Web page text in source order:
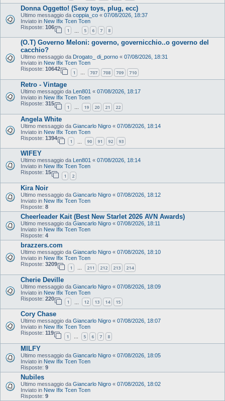
Donna Oggetto! (Sexy toys, plug, ecc)
Ultimo messaggio da coppia_co « 07/08/2026, 18:37
Inviato in New Ifix Tcen Tcen
Risposte: 106
1 5 6 7 8
(O.T) Governo Meloni: governo, governicchio..o governo del
cacchio?
Ultimo messaggio da Drogato_ di_porno « 07/08/2026, 18:31
Inviato in New Ifix Tcen Tcen
Risposte: 10642
1 … 707 708 709 710
Retro - Vintage
Ultimo messaggio da Len801 « 07/08/2026, 18:17
Inviato in New Ifix Tcen Tcen
Risposte: 315
1 … 19 20 21 22
Angela White
Ultimo messaggio da Giancarlo Nigro « 07/08/2026, 18:14
Inviato in New Ifix Tcen Tcen
Risposte: 1394
1 90 91 92 93
WIFEY
Ultimo messaggio da Len801 « 07/08/2026, 18:14
Inviato in New Ifix Tcen Tcen
Risposte: 15
1 2
Kira Noir
Ultimo messaggio da Giancarlo Nigro « 07/08/2026, 18:12
Inviato in New Ifix Tcen Tcen
Risposte: 8
Cheerleader Kait (Best New Starlet 2026 AVN Awards)
Ultimo messaggio da Giancarlo Nigro « 07/08/2026, 18:11
Inviato in New Ifix Tcen Tcen
Risposte: 4
brazzers.com
Ultimo messaggio da Giancarlo Nigro « 07/08/2026, 18:10
Inviato in New Ifix Tcen Tcen
Risposte: 3209
1 211 212 213 214
Cherie Deville
Ultimo messaggio da Giancarlo Nigro « 07/08/2026, 18:09
Inviato in New Ifix Tcen Tcen
Risposte: 220
1 12 13 14 15
Cory Chase
Ultimo messaggio da Giancarlo Nigro « 07/08/2026, 18:07
Inviato in New Ifix Tcen Tcen
Risposte: 119
1 … 5 6 7 8
MILFY
Ultimo messaggio da Giancarlo Nigro « 07/08/2026, 18:05
Inviato in New Ifix Tcen Tcen
Risposte: 9
Nubiles
Ultimo messaggio da Giancarlo Nigro « 07/08/2026, 18:02
Inviato in New Ifix Tcen Tcen
Risposte: 9